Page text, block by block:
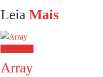
Leia Mais
Array